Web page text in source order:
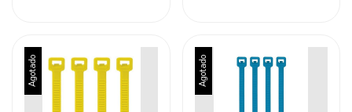
Agotado Agotado